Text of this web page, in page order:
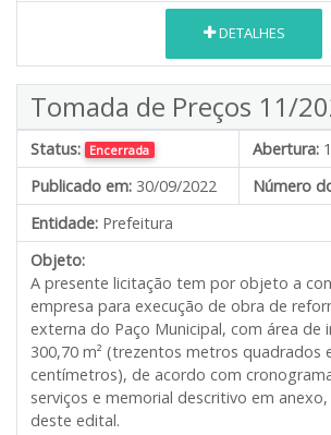
DETALHES
Tomada de Preços 11/
Status: Encerrada Abertura:
Publicado em: 30/09/2022
Número
Entidade: Prefeitura
Objeto:
A presente licitação tem por objeto a
empresa para execução de obra de
externa do Paço Municipal, com área de
300,70 m² (trezentos metros quadrados
centímetros), de acordo com
serviços e memorial descritivo em
deste edital.